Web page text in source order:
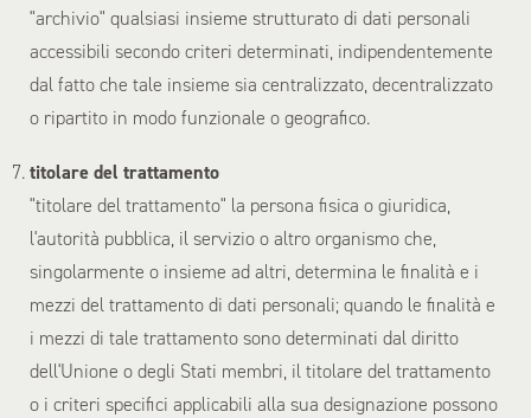
"archivio" qualsiasi insieme strutturato di dati personali
accessibili secondo criteri determinati, indipendentemente
dal fatto che tale insieme sia centralizzato, decentralizzato
o ripartito in modo funzionale o geografico.
titolare del trattamento
"titolare del trattamento" la persona fisica o giuridica,
l'autorità pubblica, il servizio o altro organismo che,
singolarmente o insieme ad altri, determina le finalità e i
mezzi del trattamento di dati personali; quando le finalità e
i mezzi di tale trattamento sono determinati dal diritto
dell'Unione o degli Stati membri, il titolare del trattamento
o i criteri specifici applicabili alla sua designazione possono